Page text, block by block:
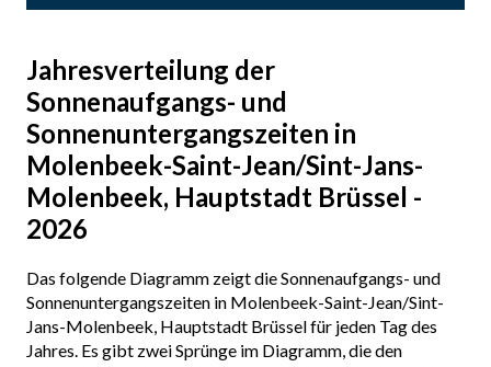
Jahresverteilung der
Sonnenaufgangs- und
Sonnenuntergangszeiten in
Molenbeek-Saint-Jean/Sint-Jans-
Molenbeek, Hauptstadt Brüssel -
2026
Das folgende Diagramm zeigt die Sonnenaufgangs- und
Sonnenuntergangszeiten in Molenbeek-Saint-Jean/Sint-
Jans-Molenbeek, Hauptstadt Brüssel für jeden Tag des
Jahres. Es gibt zwei Sprünge im Diagramm, die den